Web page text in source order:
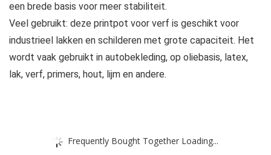
een brede basis voor meer stabiliteit.
Veel gebruikt: deze printpot voor verf is geschikt voor
industrieel lakken en schilderen met grote capaciteit. Het
wordt vaak gebruikt in autobekleding, op oliebasis, latex,
lak, verf, primers, hout, lijm en andere.
Frequently Bought Together Loading...